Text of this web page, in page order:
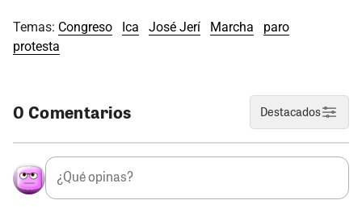
Temas: Congreso Ica José Jerí Marcha
paro
protesta
0 Comentarios Destacados